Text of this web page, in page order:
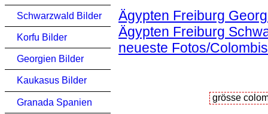
Schwarzwald Bilder
Korfu Bilder
Georgien Bilder
Kaukasus Bilder
Granada Spanien
Ägypten Freiburg
Ägypten Freiburg
neueste Fotos/